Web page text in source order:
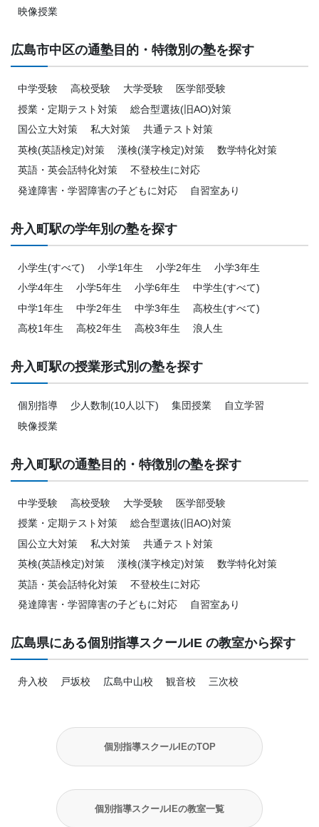
映像授業
広島市中区の通塾目的・特徴別の塾を探す
中学受験 高校受験 大学受験
医学部受験
授業・定期テスト対策
総合型選抜(旧AO)対策
国公立大対策
私大対策
共通テスト対策
英検(英語検定)対策
漢検(漢字検定)対策
数学特化対策
英語・英会話特化対策
不登校生に対応
発達障害・学習障害の子どもに対応
自習室あり
舟入町駅の学年別の塾を探す
小学生(すべて) 小学1年生 小学2年生
小学3年生
小学4年生
小学5年生 小学6年生
中学生(すべて)
中学1年生
中学2年生 中学3年生
高校生(すべて)
高校1年生
高校2年生 高校3年生 浪人生
舟入町駅の授業形式別の塾を探す
個別指導 少人数制(10人以下) 集団授業
自立学習
映像授業
舟入町駅の通塾目的・特徴別の塾を探す
中学受験 高校受験 大学受験
医学部受験
授業・定期テスト対策
総合型選抜(旧AO)対策
国公立大対策
私大対策
共通テスト対策
英検(英語検定)対策
漢検(漢字検定)対策
数学特化対策
英語・英会話特化対策
不登校生に対応
発達障害・学習障害の子どもに対応
自習室あり
広島県にある個別指導スクールIE の教室から探す
舟入校 戸坂校 広島中山校 観音校 三次校
個別指導スクールIEのTOP
個別指導スクールIEの教室一覧